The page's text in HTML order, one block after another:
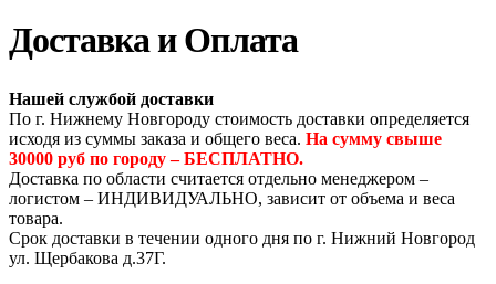
Доставка и Оплата
Нашей службой доставки
По г. Нижнему Новгороду стоимость доставки определяется
исходя из суммы заказа и общего веса. На сумму свыше
30000 руб по городу – БЕСПЛАТНО.
Доставка по области считается отдельно менеджером –
логистом – ИНДИВИДУАЛЬНО, зависит от объема и веса
товара.
Срок доставки в течении одного дня по г. Нижний Новгород
ул. Щербакова д.37Г.